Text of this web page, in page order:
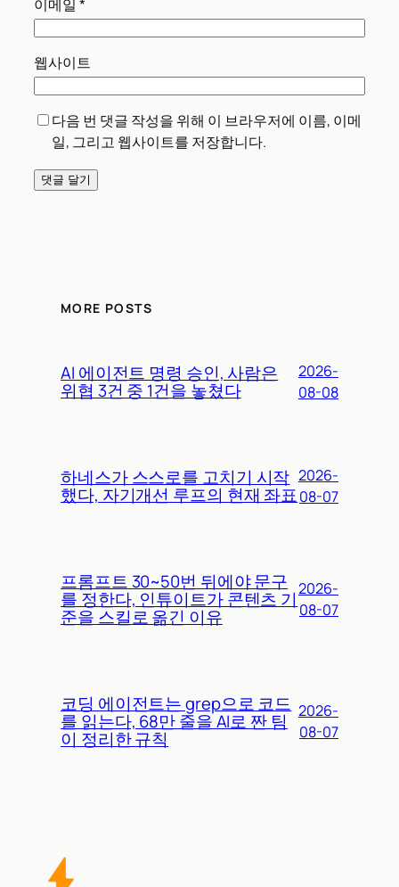
이메일 *
웹사이트
다음 번 댓글 작성을 위해 이 브라우저에 이름, 이메
일, 그리고 웹사이트를 저장합니다.
MORE POSTS
AI 에이전트 명령 승인, 사람은
위협 3건 중 1건을 놓쳤다
2026-
08-08
하네스가 스스로를 고치기 시작
했다, 자기개선 루프의 현재 좌표
2026-
08-07
프롬프트 30~50번 뒤에야 문구
를 정한다, 인튜이트가 콘텐츠 기
준을 스킬로 옮긴 이유
2026-
08-07
코딩 에이전트는 grep으로 코드
를 읽는다, 68만 줄을 AI로 짠 팀
이 정리한 규칙
2026-
08-07